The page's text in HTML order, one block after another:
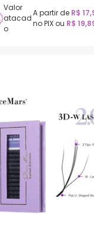
Valor
atacad
o
A partir de R$
no PIX ou R$